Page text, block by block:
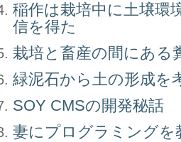
稲作は栽培中に土壌環
信を得た
栽培と畜産の間にある
緑泥石から土の形成を
SOY CMSの開発秘話
妻にプログラミングを